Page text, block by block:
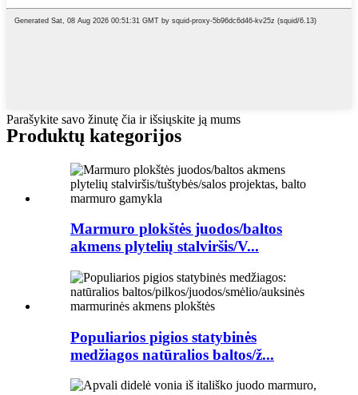
Parašykite savo žinutę čia ir išsiųskite ją mums
Produktų kategorijos
Marmuro plokštės juodos/baltos
akmens plytelių stalviršis/V...
Populiarios pigios statybinės
medžiagos natūralios baltos/ž...